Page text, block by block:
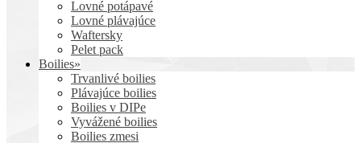
Lovné potápavé
Lovné plávajúce
Waftersky
Pelet pack
Boilies»
Trvanlivé boilies
Plávajúce boilies
Boilies v DIPe
Vyvážené boilies
Boilies zmesi